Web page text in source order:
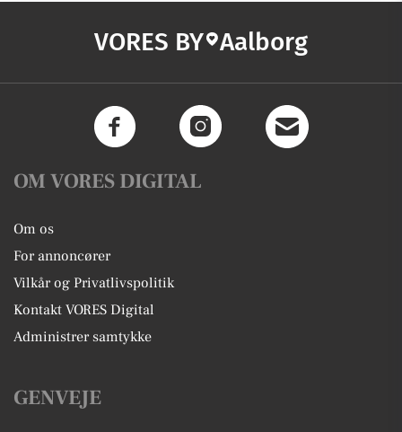
VORES BY Aalborg
OM VORES DIGITAL
Om os
For annoncører
Vilkår og Privatlivspolitik
Kontakt VORES Digital
Administrer samtykke
GENVEJE